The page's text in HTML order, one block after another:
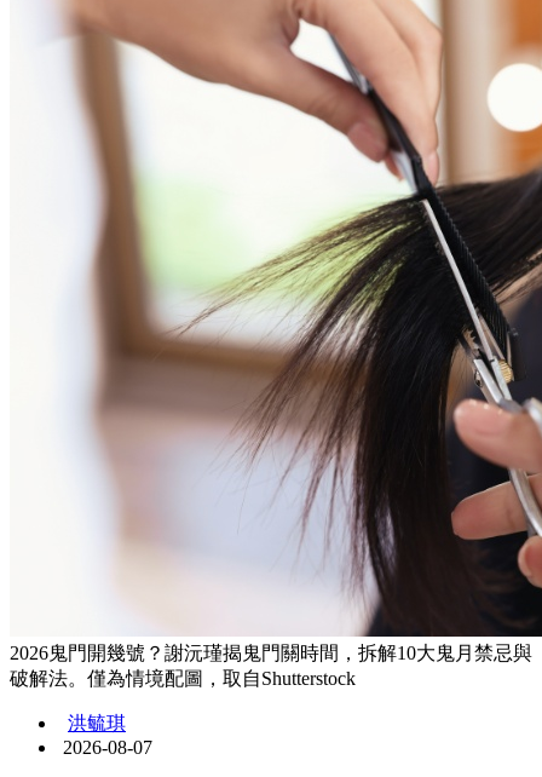
2026鬼門開幾號？謝沅瑾揭鬼門關時間，拆解10大鬼月禁忌與
破解法。僅為情境配圖，取自Shutterstock
洪毓琪
2026-08-07